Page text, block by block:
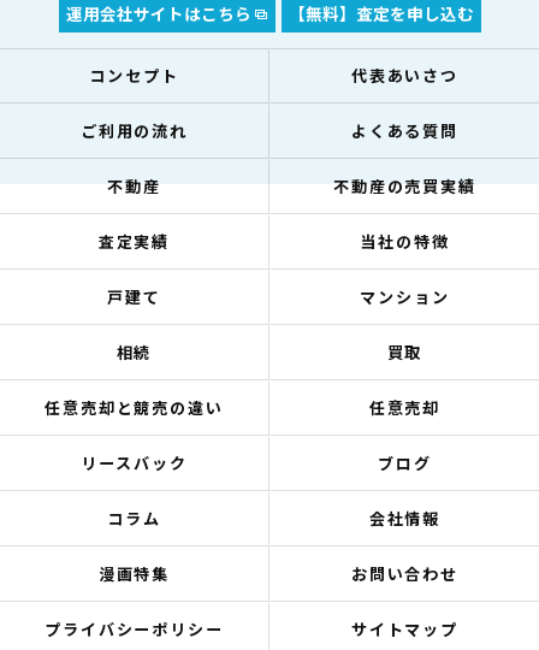
運用会社サイトはこちら 【無料】査定を申し込む
コンセプト 代表あいさつ
ご利用の流れ よくある質問
不動産 不動産の売買実績
査定実績 当社の特徴
戸建て マンション
相続 買取
任意売却と競売の違い 任意売却
リースバック ブログ
コラム 会社情報
漫画特集 お問い合わせ
プライバシーポリシー サイトマップ